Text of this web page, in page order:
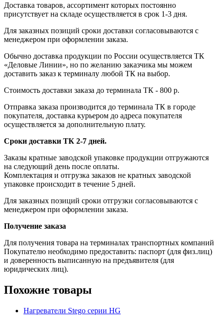
Доставка товаров, ассортимент которых постоянно
присутствует на складе осуществляется в срок 1-3 дня.
Для заказных позиций сроки доставки согласовываются с
менеджером при оформлении заказа.
Обычно доставка продукции по России осуществляется ТК
«Деловые Линии», но по желанию заказчика мы можем
доставить заказ к терминалу любой ТК на выбор.
Стоимость доставки заказа до терминала ТК - 800 р.
Отправка заказа производится до терминала ТК в городе
покупателя, доставка курьером до адреса покупателя
осуществляется за дополнительную плату.
Сроки доставки ТК 2-7 дней.
Заказы кратные заводской упаковке продукции отгружаются
на следующий день после оплаты.
Комплектация и отгрузка заказов не кратных заводской
упаковке происходит в течение 5 дней.
Для заказных позиций сроки отгрузки согласовываются с
менеджером при оформлении заказа.
Получение заказа
Для получения товара на терминалах транспортных компаний
Покупателю необходимо предоставить: паспорт (для физ.лиц)
и доверенность выписанную на предъявителя (для
юридических лиц).
Похожие товары
Нагреватели Stego серии HG